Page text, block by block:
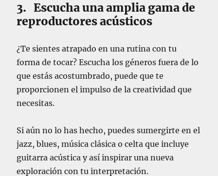
3. Escucha una amplia gama de
reproductores acústicos
¿Te sientes atrapado en una rutina con tu
forma de tocar? Escucha los géneros fuera de lo
que estás acostumbrado, puede que te
proporcionen el impulso de la creatividad que
necesitas.
Si aún no lo has hecho, puedes sumergirte en el
jazz, blues, música clásica o celta que incluye
guitarra acústica y así inspirar una nueva
exploración con tu interpretación.